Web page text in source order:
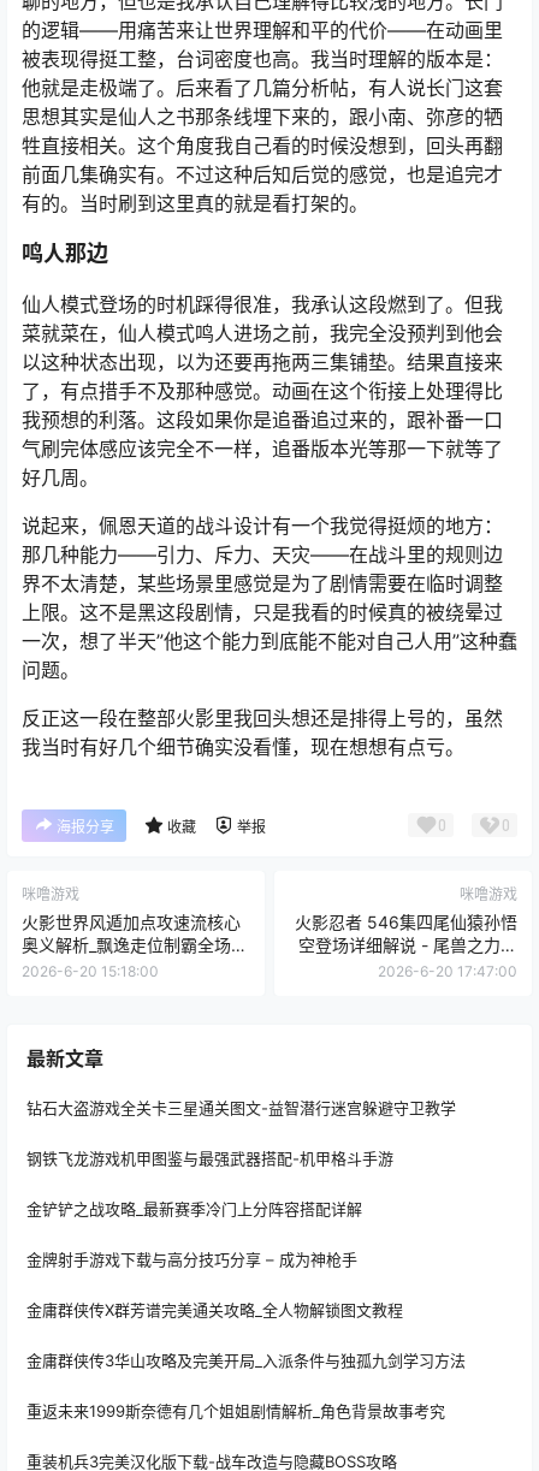
的逻辑——用痛苦来让世界理解和平的代价——在动画里
被表现得挺工整，台词密度也高。我当时理解的版本是：
他就是走极端了。后来看了几篇分析帖，有人说长门这套
思想其实是仙人之书那条线埋下来的，跟小南、弥彦的牺
牲直接相关。这个角度我自己看的时候没想到，回头再翻
前面几集确实有。不过这种后知后觉的感觉，也是追完才
有的。当时刷到这里真的就是看打架的。
鸣人那边
仙人模式登场的时机踩得很准，我承认这段燃到了。但我
菜就菜在，仙人模式鸣人进场之前，我完全没预判到他会
以这种状态出现，以为还要再拖两三集铺垫。结果直接来
了，有点措手不及那种感觉。动画在这个衔接上处理得比
我预想的利落。这段如果你是追番追过来的，跟补番一口
气刷完体感应该完全不一样，追番版本光等那一下就等了
好几周。
说起来，佩恩天道的战斗设计有一个我觉得挺烦的地方：
那几种能力——引力、斥力、天灾——在战斗里的规则边
界不太清楚，某些场景里感觉是为了剧情需要在临时调整
上限。这不是黑这段剧情，只是我看的时候真的被绕晕过
一次，想了半天”他这个能力到底能不能对自己人用”这种蠢
问题。
反正这一段在整部火影里我回头想还是排得上号的，虽然
我当时有好几个细节确实没看懂，现在想想有点亏。
海报分享 收藏 举报 0 0
咪噜游戏
火影世界风遁加点攻速流核心
奥义解析_飘逸走位制霸全场的
操作
2026-6-20 15:18:00
咪噜游戏
火影忍者 546集四尾仙猿孙悟
空登场详细解说 - 尾兽之力觉
醒的瞬间
2026-6-20 17:47:00
最新文章
钻石大盗游戏全关卡三星通关图文-益智潜行迷宫躲避守卫教学
钢铁飞龙游戏机甲图鉴与最强武器搭配-机甲格斗手游
金铲铲之战攻略_最新赛季冷门上分阵容搭配详解
金牌射手游戏下载与高分技巧分享 – 成为神枪手
金庸群侠传X群芳谱完美通关攻略_全人物解锁图文教程
金庸群侠传3华山攻略及完美开局_入派条件与独孤九剑学习方法
重返未来1999斯奈德有几个姐姐剧情解析_角色背景故事考究
重装机兵3完美汉化版下载-战车改造与隐藏BOSS攻略